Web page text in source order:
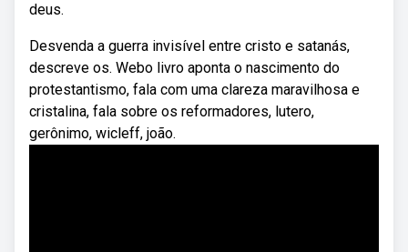
deus.
Desvenda a guerra invisível entre cristo e satanás,
descreve os. Webo livro aponta o nascimento do
protestantismo, fala com uma clareza maravilhosa e
cristalina, fala sobre os reformadores, lutero,
gerônimo, wicleff, joão.